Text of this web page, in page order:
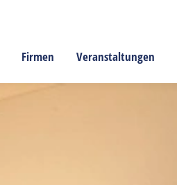
Firmen Veranstaltungen